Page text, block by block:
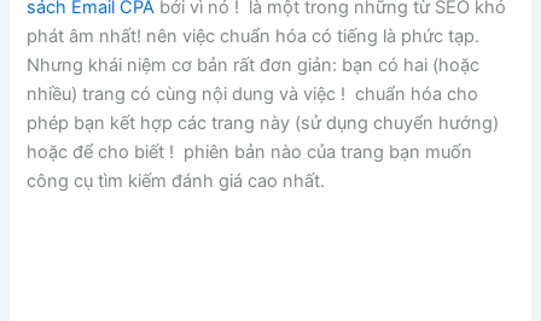
sách Email CPA bởi vì nó ! là một trong những từ SEO khó
phát âm nhất! nên việc chuẩn hóa có tiếng là phức tạp.
Nhưng khái niệm cơ bản rất đơn giản: bạn có hai (hoặc
nhiều) trang có cùng nội dung và việc ! chuẩn hóa cho
phép bạn kết hợp các trang này (sử dụng chuyển hướng)
hoặc để cho biết ! phiên bản nào của trang bạn muốn
công cụ tìm kiếm đánh giá cao nhất.